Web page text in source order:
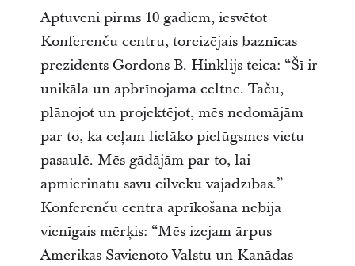
Aptuveni pirms 10 gadiem, iesvētot
Konferenču centru, toreizējais baznīcas
prezidents Gordons B. Hinklijs teica: “Šī ir
unikāla un apbrīnojama celtne. Taču,
plānojot un projektējot, mēs nedomājām
par to, ka ceļam lielāko pielūgsmes vietu
pasaulē. Mēs gādājām par to, lai
apmierinātu savu cilvēku vajadzības.”
Konferenču centra aprīkošana nebija
vienīgais mērķis: “Mēs izejam ārpus
Amerikas Savienoto Valstu un Kanādas